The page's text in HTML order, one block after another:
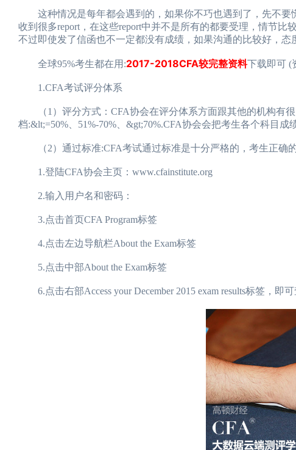
这种情况是每年都会遇到的，如果你不巧也遇到了，先不要
收到很多report，在这些report中并不是所有的都要受理，情节
不过即使发了信函也不一定都没有成绩，如果沟通的比较好，态
全球95%考生都在用:2017-2018CFA较完整资料下载即可 (
1.CFA考试评分体系
（1）评分方式：CFA协会在评分体系方面跟其他的机构有很
档:&lt;=50%、51%-70%、&gt;70%.CFA协会会把考生各个科目
（2）通过标准:CFA考试通过标准是十分严格的，考生正确的
1.登陆CFA协会主页：www.cfainstitute.org
2.输入用户名和密码：
3.点击首页CFA Program标签
4.点击左边导航栏About the Exam标签
5.点击中部About the Exam标签
6.点击右部Access your December 2015 exam results标签，即